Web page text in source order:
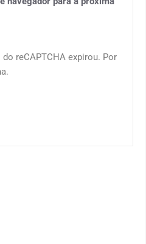
reCAPTCHA expirou. Por